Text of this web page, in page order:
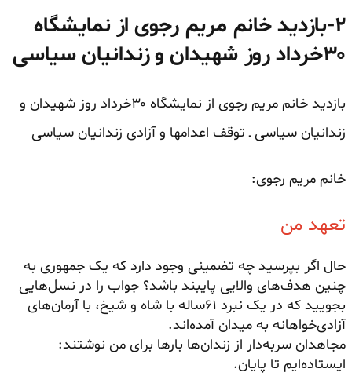
۲-بازدید خانم مریم رجوی از نمایشگاه
۳۰خرداد روز شهیدان و زندانیان سیاسی
بازدید خانم مریم رجوی از نمایشگاه ۳۰خرداد روز شهیدان و
زندانیان سیاسی ـ توقف اعدامها و آزادی زندانیان سیاسی
خانم مریم رجوی:
تعهد من
حال اگر بپرسید چه تضمینی وجود دارد که یک جمهوری به
چنین هدف‌های والایی پایبند باشد؟ جواب را در نسل‌هایی
بجویید که در یک نبرد ۶۱ساله با شاه و شیخ، با آرمان‌های
آزادی‌خواهانه به میدان آمده‌اند.
مجاهدان سربه‌دار از زندان‌ها بارها برای من نوشتند:
ایستاده‌ایم تا پایان.